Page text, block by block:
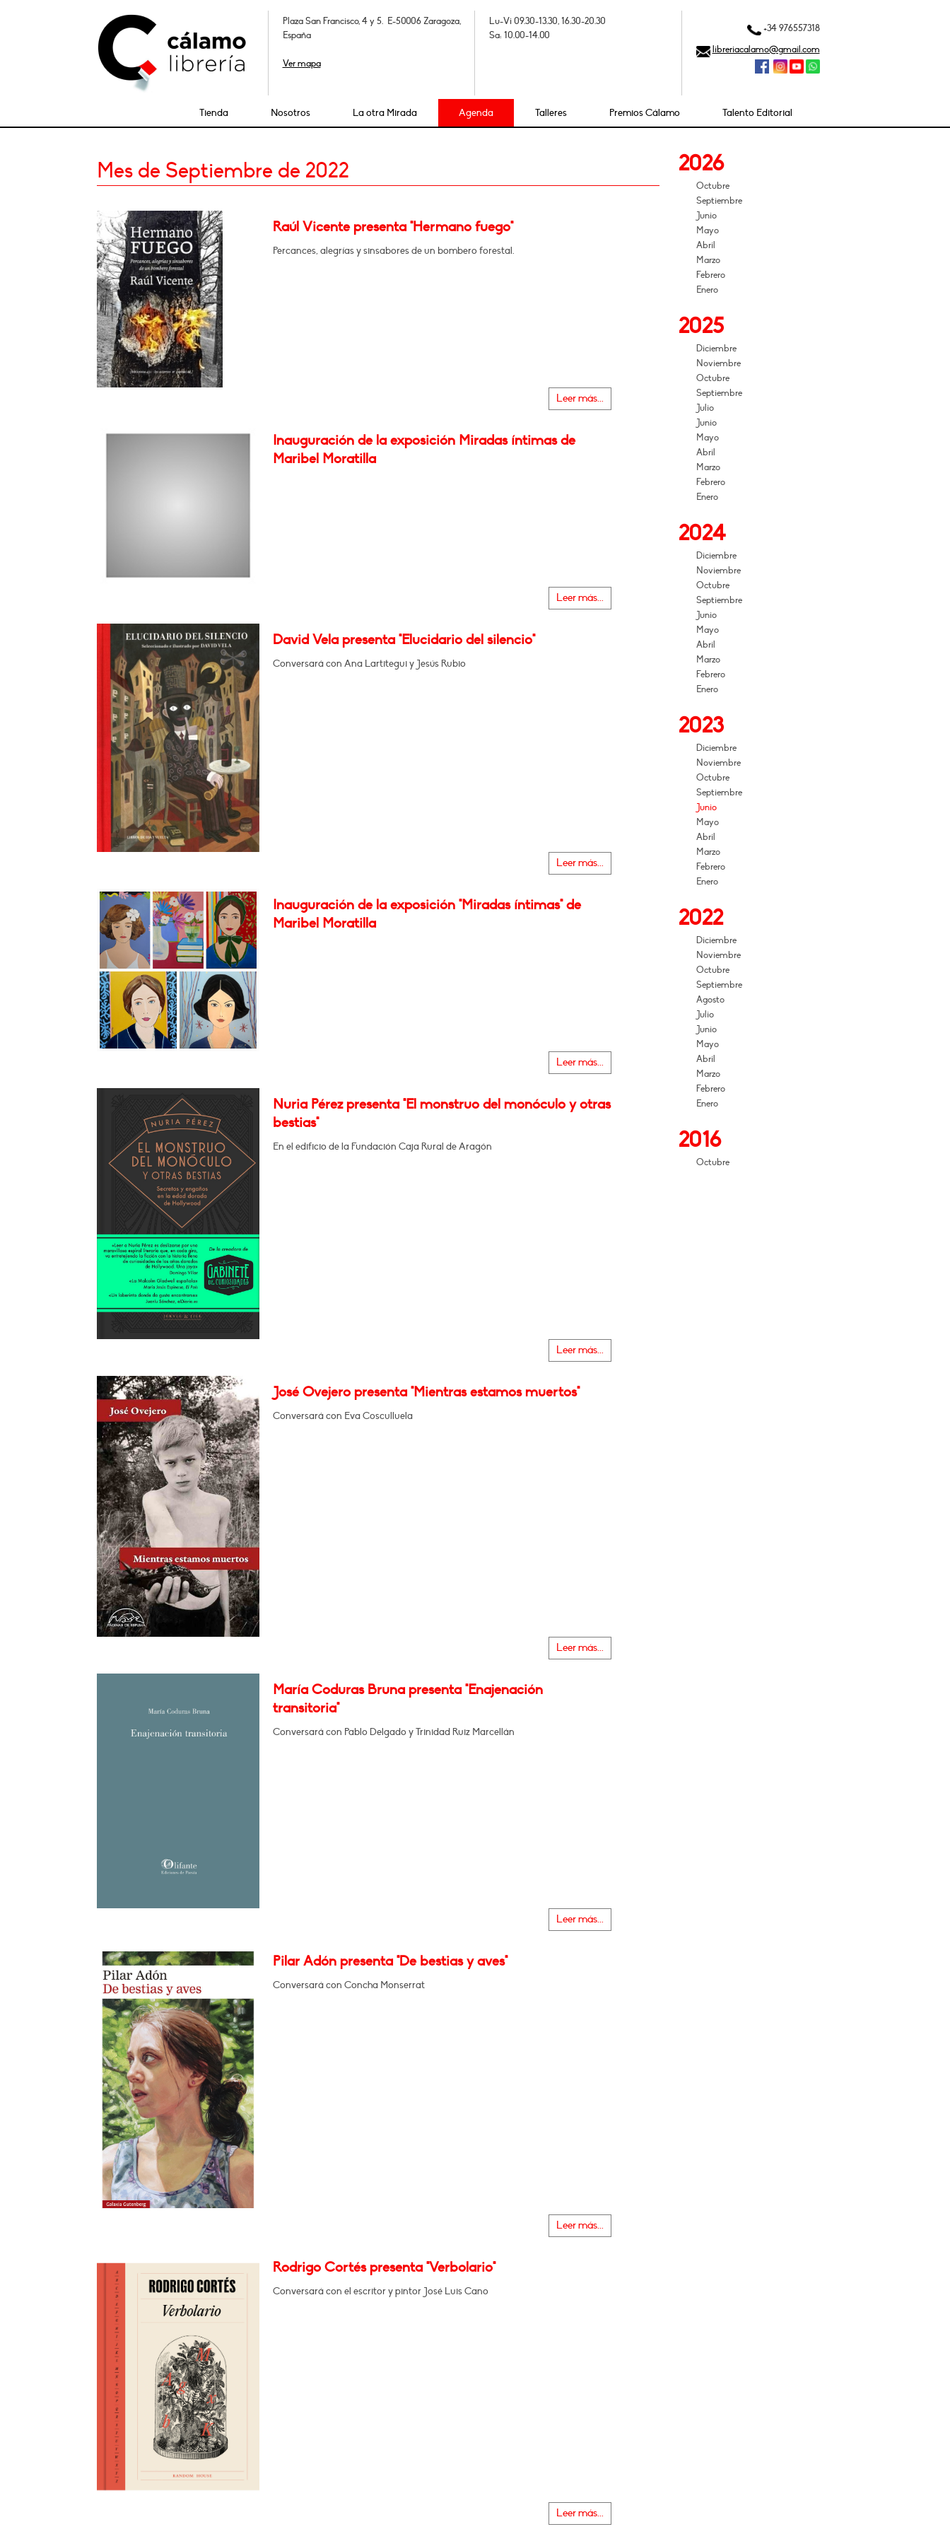
Plaza San Francisco, 4 y 5. E-50006 Zaragoza,
España
Ver mapa
Lu-Vi 09.30-13.30, 16.30-20.30
Sa: 10.00-14.00
+34 976557318
libreriacalamo@gmail.com
Tienda Nosotros La otra Mirada Agenda Talleres Premios Cálamo Talento Editorial
Mes de Septiembre de 2022
Raúl Vicente presenta "Hermano fuego"
Percances, alegrías y sinsabores de un bombero forestal.
Leer más...
Inauguración de la exposición Miradas íntimas de
Maribel Moratilla
Leer más...
David Vela presenta "Elucidario del silencio"
Conversará con Ana Lartitegui y Jesús Rubio
Leer más...
Inauguración de la exposición "Miradas íntimas" de
Maribel Moratilla
Leer más...
Nuria Pérez presenta "El monstruo del monóculo y otras
bestias"
En el edificio de la Fundación Caja Rural de Aragón
Leer más...
José Ovejero presenta "Mientras estamos muertos"
Conversará con Eva Cosculluela
Leer más...
María Coduras Bruna presenta "Enajenación
transitoria"
Conversará con Pablo Delgado y Trinidad Ruiz Marcellán
Leer más...
Pilar Adón presenta "De bestias y aves"
Conversará con Concha Monserrat
Leer más...
Rodrigo Cortés presenta "Verbolario"
Conversará con el escritor y pintor José Luis Cano
Leer más...
2026
Octubre
Septiembre
Junio
Mayo
Abril
Marzo
Febrero
Enero
2025
Diciembre
Noviembre
Octubre
Septiembre
Julio
Junio
Mayo
Abril
Marzo
Febrero
Enero
2024
Diciembre
Noviembre
Octubre
Septiembre
Junio
Mayo
Abril
Marzo
Febrero
Enero
2023
Diciembre
Noviembre
Octubre
Septiembre
Junio
Mayo
Abril
Marzo
Febrero
Enero
2022
Diciembre
Noviembre
Octubre
Septiembre
Agosto
Julio
Junio
Mayo
Abril
Marzo
Febrero
Enero
2016
Octubre